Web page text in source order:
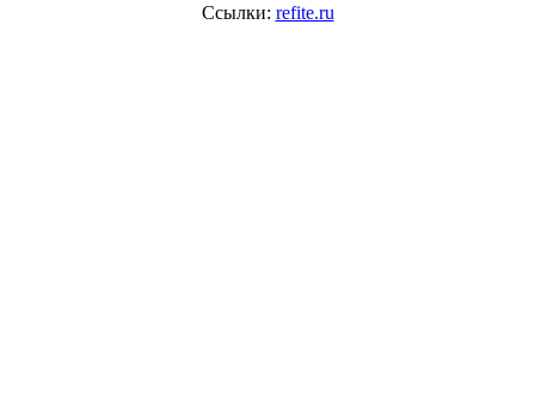
Ссылки: refite.ru